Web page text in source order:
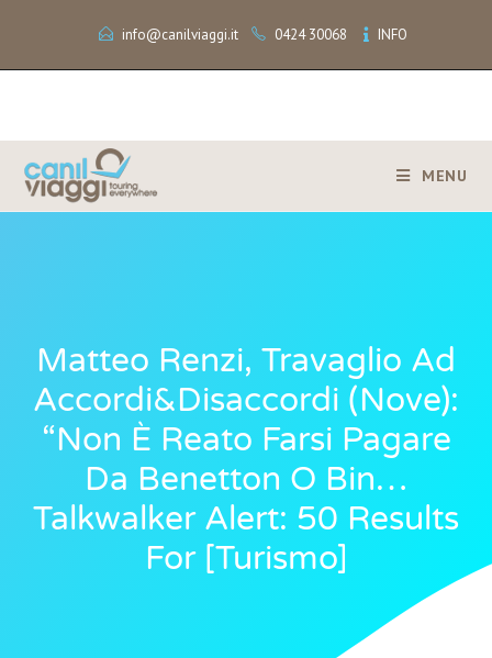
info@canilviaggi.it 0424 30068 INFO
MENU
Matteo Renzi, Travaglio Ad
Accordi&Disaccordi (Nove):
“Non È Reato Farsi Pagare
Da Benetton O Bin…
Talkwalker Alert: 50 Results
For [turismo]